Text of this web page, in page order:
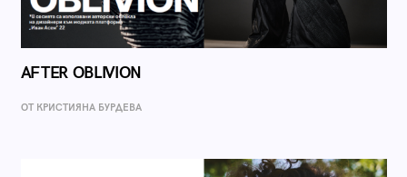
AFTER OBLIVION
ОТ КРИСТИЯНА БУРДЕВА